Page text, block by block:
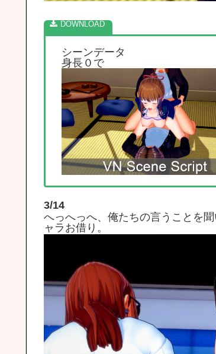
シーンデータ
身長０で
3/14
へっへっへ、俺たちの言うことを
ャラお借り。